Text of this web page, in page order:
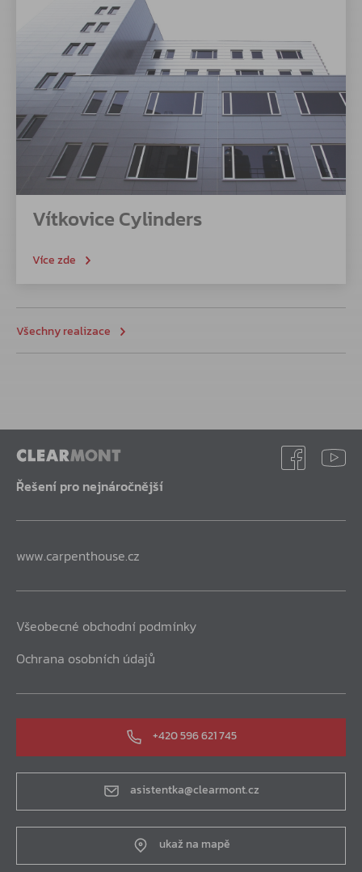
Všechny realizace
Vítkovice Cylinders
Více zde
Řešení pro nejnáročnější
www.carpenthouse.cz
Všeobecné obchodní podmínky
Ochrana osobních údajů
+420 596 621 745
asistentka@clearmont.cz
ukaž na mapě